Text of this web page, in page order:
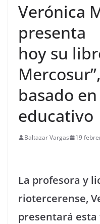
Verónica
presenta
hoy su
Mercosur”,
basado
educativo
Baltazar Vargas 19
La profesora y
riotercerense,
presentará